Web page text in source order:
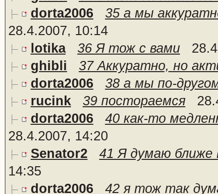
dorta2006
35 а мы
28.4.2007, 10:14
lotika
36 Я тож с вами
ghibli
37 Аккуратно, но
dorta2006
38 а мы по-
rucink
39 постораемся
dorta2006
40 как-то
28.4.2007, 14:20
Senator2
41 Я думаю ближе
14:35
dorta2006
42 я тож так